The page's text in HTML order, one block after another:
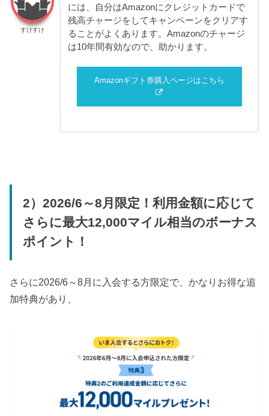
すけすけ
には、自分はAmazonにクレジットカードで
残高チャージをしてキャンペーンをクリアす
ることがよくあります。Amazonのチャージ
は10年間有効なので、助かります。
Amazonギフト券購入ページはこちら
2）2026/6～8月限定！利用金額に応じて
さらに最大12,000マイル相当のボーナス
ポイント！
さらに2026/6～8月に入会する方限定で、かなりお得な追
加特典があり、